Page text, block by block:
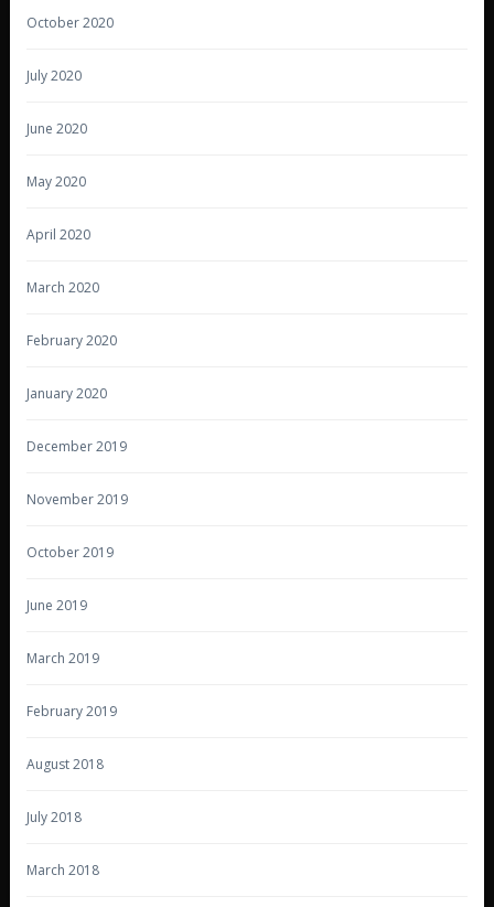
October 2020
July 2020
June 2020
May 2020
April 2020
March 2020
February 2020
January 2020
December 2019
November 2019
October 2019
June 2019
March 2019
February 2019
August 2018
July 2018
March 2018